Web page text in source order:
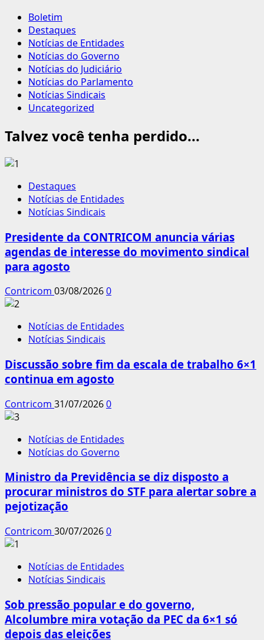
Boletim
Destaques
Notícias de Entidades
Notícias do Governo
Notícias do Judiciário
Notícias do Parlamento
Notícias Sindicais
Uncategorized
Talvez você tenha perdido...
Destaques
Notícias de Entidades
Notícias Sindicais
Presidente da CONTRICOM anuncia várias
agendas de interesse do movimento sindical
para agosto
Contricom 03/08/20260
Notícias de Entidades
Notícias Sindicais
Discussão sobre fim da escala de trabalho 6×1
continua em agosto
Contricom 31/07/20260
Notícias de Entidades
Notícias do Governo
Ministro da Previdência se diz disposto a
procurar ministros do STF para alertar sobre a
pejotização
Contricom 30/07/20260
Notícias de Entidades
Notícias Sindicais
Sob pressão popular e do governo,
Alcolumbre mira votação da PEC da 6×1 só
depois das eleições